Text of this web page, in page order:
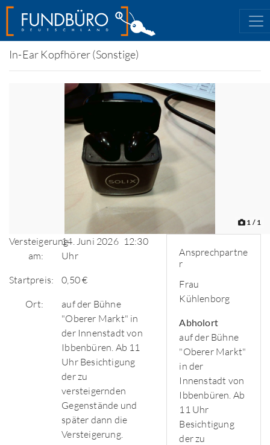
In-Ear Kopfhörer (Sonstige)
1 / 1
Versteigerung
am:
14. Juni 2026 12:30
Uhr
Startpreis:
0,50 €
Ort:
auf der Bühne
"Oberer Markt" in
der Innenstadt von
Ibbenbüren. Ab 11
Uhr Besichtigung
der zu
versteigernden
Gegenstände und
später dann die
Versteigerung.
Ansprechpartne
r
Frau
Kühlenborg
Abholort
auf der Bühne
"Oberer Markt"
in der
Innenstadt von
Ibbenbüren. Ab
11 Uhr
Besichtigung
der zu